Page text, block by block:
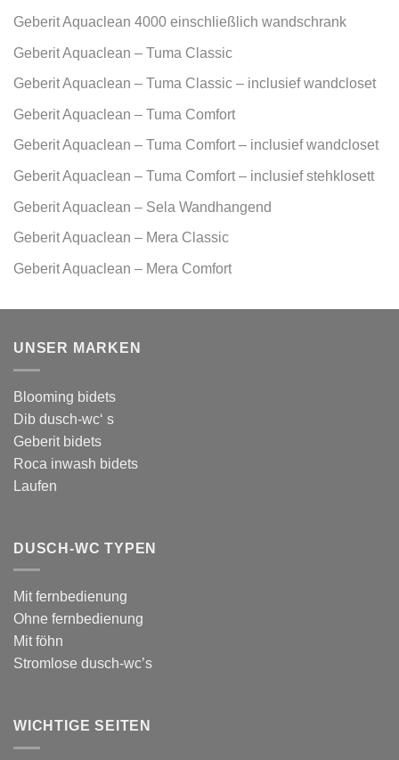
Geberit Aquaclean 4000 einschließlich wandschrank
Geberit Aquaclean – Tuma Classic
Geberit Aquaclean – Tuma Classic – inclusief wandcloset
Geberit Aquaclean – Tuma Comfort
Geberit Aquaclean – Tuma Comfort – inclusief wandcloset
Geberit Aquaclean – Tuma Comfort – inclusief stehklosett
Geberit Aquaclean – Sela Wandhangend
Geberit Aquaclean – Mera Classic
Geberit Aquaclean – Mera Comfort
UNSER MARKEN
Blooming bidets
Dib dusch-wc‘ s
Geberit bidets
Roca inwash bidets
Laufen
DUSCH-WC TYPEN
Mit fernbedienung
Ohne fernbedienung
Mit föhn
Stromlose dusch-wc’s
WICHTIGE SEITEN